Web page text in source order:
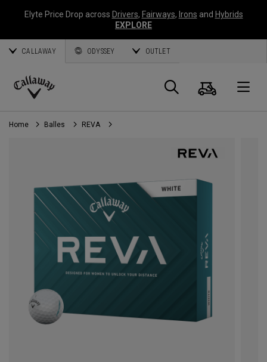
Elyte Price Drop across Drivers, Fairways, Irons and Hybrids
EXPLORE
CALLAWAY ODYSSEY OUTLET
Callaway
Golf
Panier
Home Balles REVA